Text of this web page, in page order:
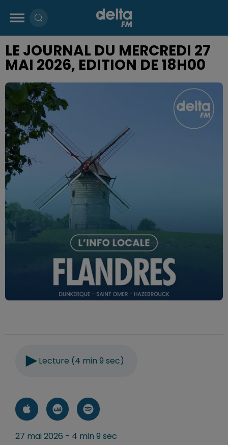
LE JOURNAL DU MERCREDI 27
MAI 2026, EDITION DE 18H00
Lecture (4 min 9 sec)
27 mai 2026 - 4 min 9 sec